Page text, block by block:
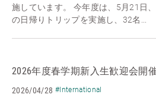
施しています。 今年度は、5月21日
の日帰りトリップを実施し、32名...
2026年度春学期新入生歓迎会開
2026/04/28 #International